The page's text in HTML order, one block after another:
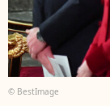
© BestImage